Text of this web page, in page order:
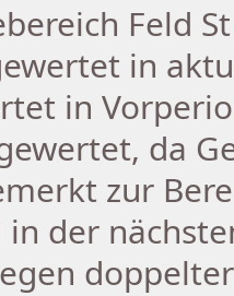
Feld
in
in
da
zur
in der